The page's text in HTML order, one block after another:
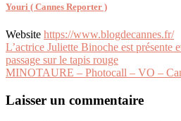
Youri ( Cannes Reporter )
Website https://www.blogdecannes.fr/
Navigation
de
L’actrice Juliette Binoche est présente
passage sur le tapis rouge
MINOTAURE – Photocall – VO –
Laisser un commentaire